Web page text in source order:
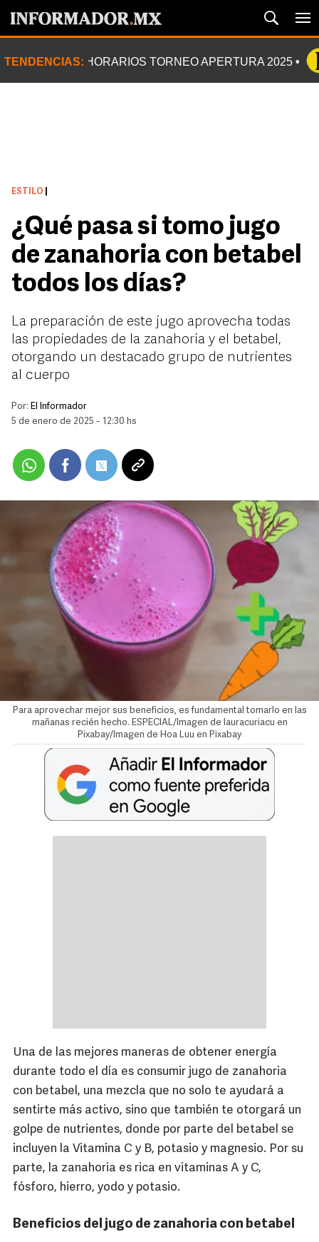
TENDENCIAS: HORARIOS TORNEO APERTURA 2025
ESTILO
¿Qué pasa si tomo jugo
de zanahoria con betabel
todos los días?
La preparación de este jugo aprovecha todas
las propiedades de la zanahoria y el betabel,
otorgando un destacado grupo de nutrientes
al cuerpo
Por: El Informador
5 de enero de 2025 - 12:30 hs
Para aprovechar mejor sus beneficios, es fundamental tomarlo en las
mañanas recién hecho. ESPECIAL/Imagen de lauracuriacu en
Pixabay/Imagen de Hoa Luu en Pixabay
Una de las mejores maneras de obtener energía
durante todo el día es consumir jugo de zanahoria
con betabel, una mezcla que no solo te ayudará a
sentirte más activo, sino que también te otorgará un
golpe de nutrientes, donde por parte del betabel se
incluyen la Vitamina C y B, potasio y magnesio. Por su
parte, la zanahoria es rica en vitaminas A y C,
fósforo, hierro, yodo y potasio.
Beneficios del jugo de zanahoria con betabel